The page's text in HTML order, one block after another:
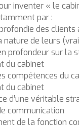
inventer « le
par :
des
nature de leurs
profondeur sur la
du cabinet
compétences du
du cabinet
d’une véritable
communication
de la fonction